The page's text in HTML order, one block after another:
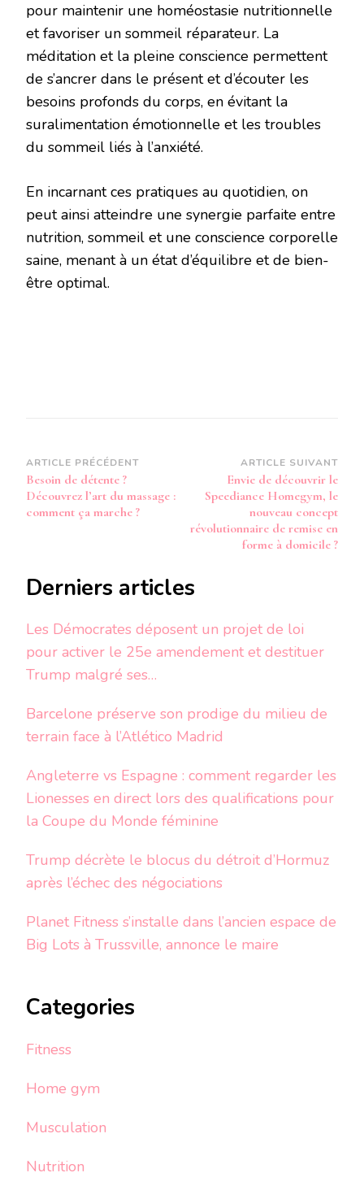
pour maintenir une homéostasie nutritionnelle
et favoriser un sommeil réparateur. La
méditation et la pleine conscience permettent
de s’ancrer dans le présent et d’écouter les
besoins profonds du corps, en évitant la
suralimentation émotionnelle et les troubles
du sommeil liés à l’anxiété.
En incarnant ces pratiques au quotidien, on
peut ainsi atteindre une synergie parfaite entre
nutrition, sommeil et une conscience corporelle
saine, menant à un état d’équilibre et de bien-
être optimal.
Navigation
d’article
ARTICLE PRÉCÉDENT
Besoin de détente ?
Découvrez l’art du massage :
comment ça marche ?
ARTICLE SUIVANT
Envie de découvrir le
Speediance Homegym, le
nouveau concept
révolutionnaire de remise en
forme à domicile ?
Derniers articles
Les Démocrates déposent un projet de loi
pour activer le 25e amendement et destituer
Trump malgré ses…
Barcelone préserve son prodige du milieu de
terrain face à l’Atlético Madrid
Angleterre vs Espagne : comment regarder les
Lionesses en direct lors des qualifications pour
la Coupe du Monde féminine
Trump décrète le blocus du détroit d’Hormuz
après l’échec des négociations
Planet Fitness s’installe dans l’ancien espace de
Big Lots à Trussville, annonce le maire
Categories
Fitness
Home gym
Musculation
Nutrition